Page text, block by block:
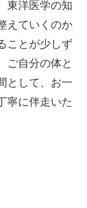
東洋医学の知
えていくのか
ことが少しず
ご自分の体と
として、お一
寧に伴走いた